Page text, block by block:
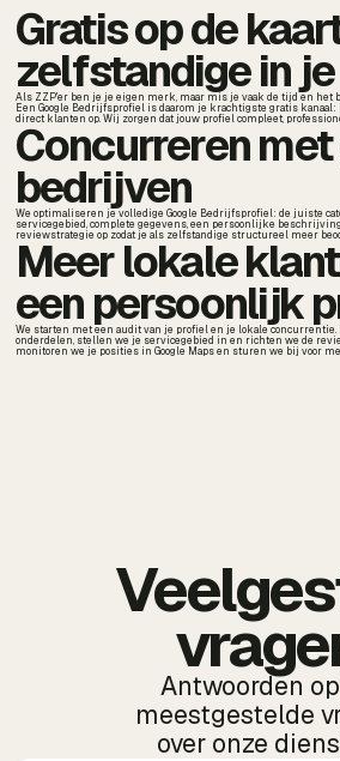
Gratis op de
zelfstandige in
Als ZZP'er ben je je eigen merk, maar mis je vaak de tijd en het
Een Google Bedrijfsprofiel is daarom je krachtigste gratis
direct klanten op. Wij zorgen dat jouw profiel compleet,
Concurreren
bedrijven
We optimaliseren je volledige Google Bedrijfsprofiel: de juiste
servicegebied, complete gegevens, een persoonlijke
reviewstrategie op zodat je als zelfstandige structureel meer
Meer lokale
een persoonlijk
We starten met een audit van je profiel en je lokale concurrentie.
onderdelen, stellen we je servicegebied in en richten we de
monitoren we je posities in Google Maps en sturen we bij voor
Antwoorden
meestgestelde
over onze